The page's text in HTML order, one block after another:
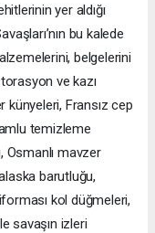
yer aldığı
bu kalede
belgelerini
ve kazı
künyeleri, Fransız cep
temizleme
Osmanlı mavzer
barutluğu,
kol düğmeleri,
savaşın izleri